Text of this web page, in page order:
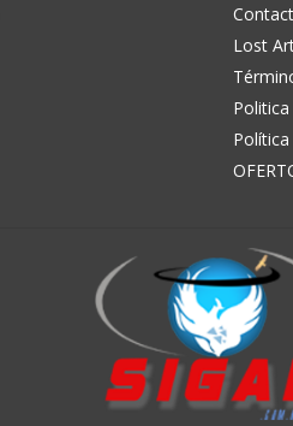
Lost